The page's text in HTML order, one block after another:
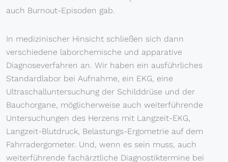
auch Burnout-Episoden gab.
In medizinischer Hinsicht schließen sich dann
verschiedene laborchemische und apparative
Diagnoseverfahren an. Wir haben ein ausführliches
Standardlabor bei Aufnahme, ein EKG, eine
Ultraschalluntersuchung der Schilddrüse und der
Bauchorgane, möglicherweise auch weiterführende
Untersuchungen des Herzens mit Langzeit-EKG,
Langzeit-Blutdruck, Belastungs-Ergometrie auf dem
Fahrradergometer. Und, wenn es sein muss, auch
weiterführende fachärztliche Diagnostiktermine bei